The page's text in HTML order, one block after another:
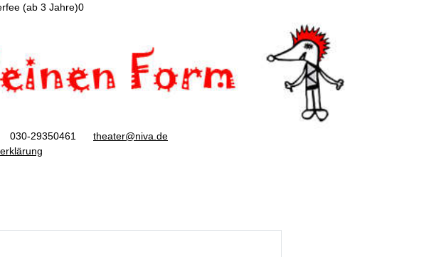
(ab 3 Jahre)0
030-29350461 theater@niva.de